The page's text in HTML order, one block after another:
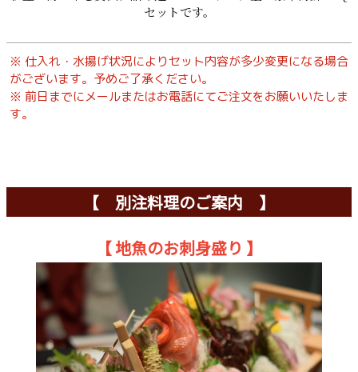
セットです。
※ 仕入れ・水揚げ状況によりセット内容が多少変更になる場合
がございます。予めご了承ください。
※ 前日までにメールまたはお電話にてご注文をお願いいたしま
す。
【 別注料理のご案内 】
【 地魚のお刺身盛り 】